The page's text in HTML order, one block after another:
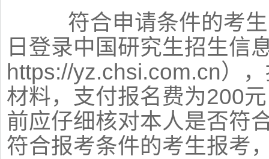
符合申请条件的考生
日登录中国研究生招生信
https://yz.chsi.com.cn）
材料，支付报名费为200
前应仔细核对本人是否符
符合报考条件的考生报考